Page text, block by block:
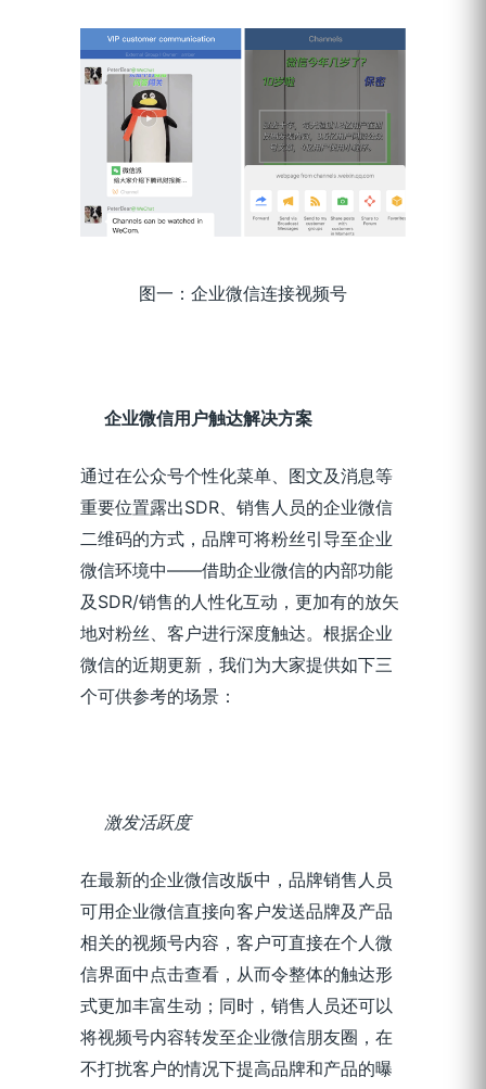
图一：企业微信连接视频号
企业微信用户触达解决方案
通过在公众号个性化菜单、图文及消息等
重要位置露出SDR、销售人员的企业微信
二维码的方式，品牌可将粉丝引导至企业
微信环境中——借助企业微信的内部功能
及SDR/销售的人性化互动，更加有的放矢
地对粉丝、客户进行深度触达。根据企业
微信的近期更新，我们为大家提供如下三
个可供参考的场景：
激发活跃度
在最新的企业微信改版中，品牌销售人员
可用企业微信直接向客户发送品牌及产品
相关的视频号内容，客户可直接在个人微
信界面中点击查看，从而令整体的触达形
式更加丰富生动；同时，销售人员还可以
将视频号内容转发至企业微信朋友圈，在
不打扰客户的情况下提高品牌和产品的曝